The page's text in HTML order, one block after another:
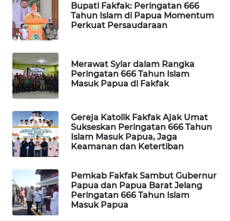
Bupati Fakfak: Peringatan 666
Tahun Islam di Papua Momentum
Perkuat Persaudaraan
Merawat Syiar dalam Rangka
Peringatan 666 Tahun Islam
Masuk Papua di Fakfak
Gereja Katolik Fakfak Ajak Umat
Sukseskan Peringatan 666 Tahun
Islam Masuk Papua, Jaga
Keamanan dan Ketertiban
Pemkab Fakfak Sambut Gubernur
Papua dan Papua Barat Jelang
Peringatan 666 Tahun Islam
Masuk Papua
WAHANA
SPORT
WAHANA
UMKM
WAHANA
SELEB
WAHANA
PERSONA
OTOMOTIF
WAHANA
HEALTH